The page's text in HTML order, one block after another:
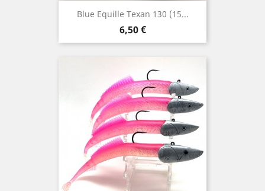
Blue Equille Texan 130 (15...
Prix
6,50 €